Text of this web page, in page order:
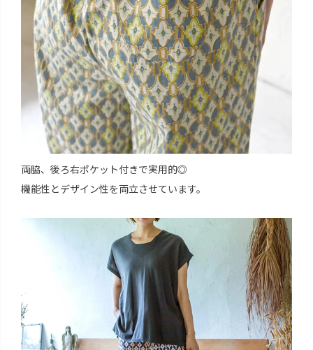
両脇、後ろ右ポケット付きで実用的◎
機能性とデザイン性を両立させています。